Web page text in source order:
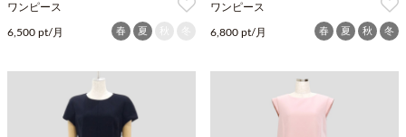
ワンピース
6,500 pt/月 春 夏
ワンピース
6,800 pt/月 春 夏 秋 冬